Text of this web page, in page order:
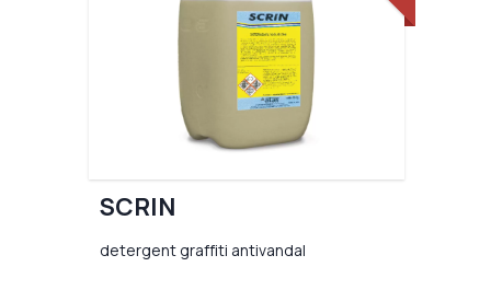
SCRIN
detergent graffiti antivandal